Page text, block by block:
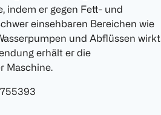
indem er gegen Fett- und
einsehbaren Bereichen wie
und Abflüssen
erhält er die
Maschine.
755393